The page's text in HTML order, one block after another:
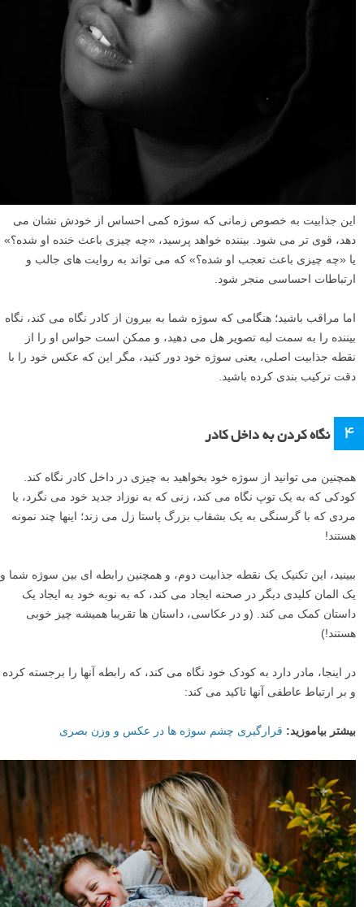
این جذابیت به خصوص زمانی که سوژه کمی احساس از خودش نشان می
دهد، قوی تر می شود. بیننده خواهد پرسید، «چه چیزی باعث خنده او شده؟»
یا «چه چیزی باعث تعجب او شده؟» که می تواند به روایت های جالب و
ارتباطات احساسی منجر شود.
اما مراقب باشید؛ هنگامی که سوژه شما به بیرون از کادر نگاه می کند، نگاه
بیننده را به سمت لبه تصویر هل می دهید، و ممکن است حواس او را از
نقطه جذابیت اصلی، یعنی سوژه خود دور کنید، مگر این که عکس خود را با
دقت ترکیب بندی کرده باشید.
۴ نگاه کردن به داخل کادر
همچنین می توانید از سوژه خود بخواهید به چیزی در داخل کادر نگاه کند.
کودکی که به یک توپ نگاه می کند، زنی که به نوزاد جدید خود می نگرد، یا
مردی که با گرسنگی به یک بشقاب بزرگ پاستا زل می زند؛ اینها چند نمونه
هستند!
ببینید، این تکنیک یک نقطه جذابیت دوم، و همچنین رابطه ای بین سوژه شما و
یک المان کلیدی دیگر در صحنه ایجاد می کند، که به نوبه خود به ایجاد یک
داستان کمک می کند. (و در عکاسی، داستان ها تقریبا همیشه چیز خوبی
هستند!)
در اینجا، مادر دارد به کودک خود نگاه می کند، که رابطه آنها را برجسته کرده
و بر ارتباط عاطفی آنها تاکید می کند:
بیشتر بیاموزید: قرارگیری چشم سوژه ها در عکس و وزن بصری